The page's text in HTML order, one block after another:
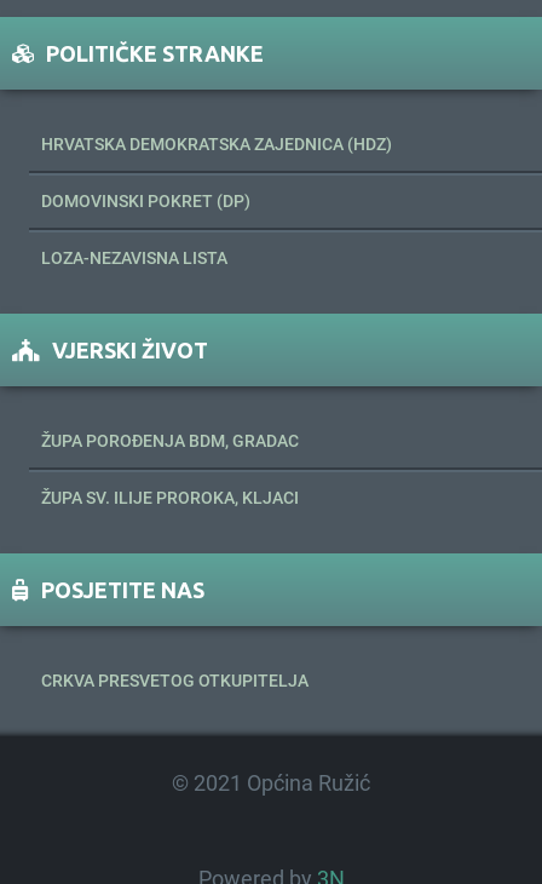
POLITIČKE STRANKE
HRVATSKA DEMOKRATSKA ZAJEDNICA (HDZ)
DOMOVINSKI POKRET (DP)
LOZA-NEZAVISNA LISTA
VJERSKI ŽIVOT
ŽUPA POROĐENJA BDM, GRADAC
ŽUPA SV. ILIJE PROROKA, KLJACI
POSJETITE NAS
CRKVA PRESVETOG OTKUPITELJA
© 2021 Općina Ružić
Powered by 3N